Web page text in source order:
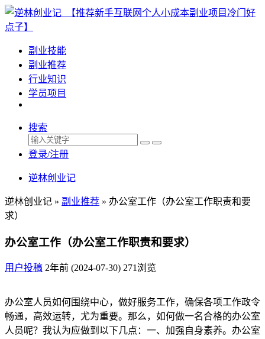
副业技能
副业推荐
行业知识
学员项目
搜索
登录/注册
逆林创业记
逆林创业记 » 副业推荐 » 办公室工作（办公室工作职责和要
求）
办公室工作（办公室工作职责和要求）
用户投稿 2年前 (2024-07-30) 271浏览
办公室人员如何围绕中心，做好服务工作，确保各项工作政令
畅通，高效运转，尤为重要。那么，如何做一名合格的办公室
人员呢？我认为应做到以下几点：一、加强自身素养。办公室